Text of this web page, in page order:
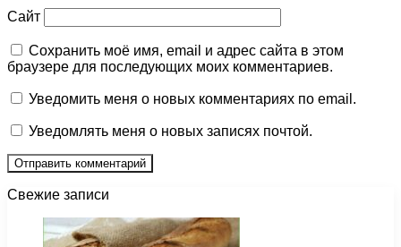
Сайт
Сохранить моё имя, email и адрес сайта в этом
браузере для последующих моих комментариев.
Уведомить меня о новых комментариях по email.
Уведомлять меня о новых записях почтой.
Свежие записи